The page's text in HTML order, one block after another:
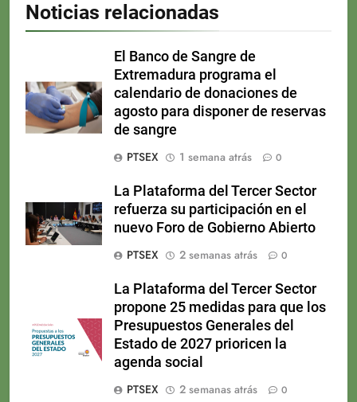
Noticias relacionadas
El Banco de Sangre de
Extremadura programa el
calendario de donaciones de
agosto para disponer de reservas
de sangre
PTSEX
1 semana atrás 0
La Plataforma del Tercer Sector
refuerza su participación en el
nuevo Foro de Gobierno Abierto
PTSEX
2 semanas atrás 0
La Plataforma del Tercer Sector
propone 25 medidas para que los
Presupuestos Generales del
Estado de 2027 prioricen la
agenda social
PTSEX
2 semanas atrás 0